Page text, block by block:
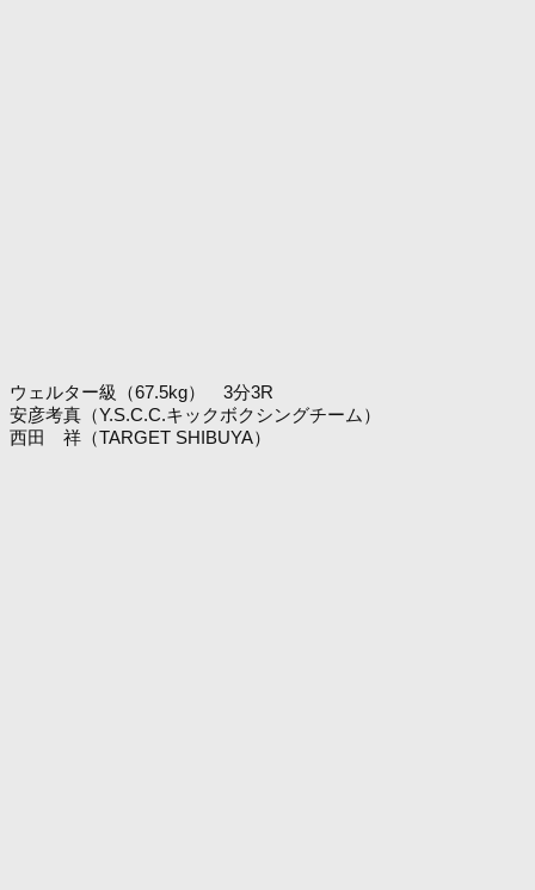
ウェルター級（67.5kg） 3分3R
安彦考真（Y.S.C.C.キックボクシングチーム）
西田 祥（TARGET SHIBUYA）